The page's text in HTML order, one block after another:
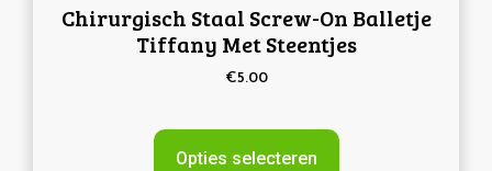
Chirurgisch Staal Screw-On Balletje
Tiffany Met Steentjes
€5.00
Opties selecteren